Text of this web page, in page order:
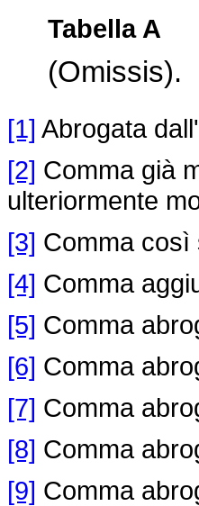
Tabella A
(Omissis).
[1] Abrogata
[2] Comma già
ulteriormente
[3] Comma
[4] Comma
[5] Comma
[6] Comma
[7] Comma
[8] Comma
[9] Comma